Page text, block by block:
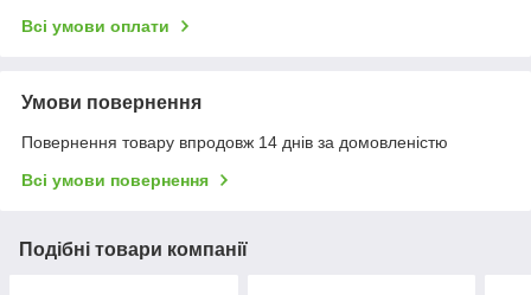
Всі умови оплати
Умови повернення
Повернення товару впродовж 14 днів за домовленістю
Всі умови повернення
Подібні товари компанії